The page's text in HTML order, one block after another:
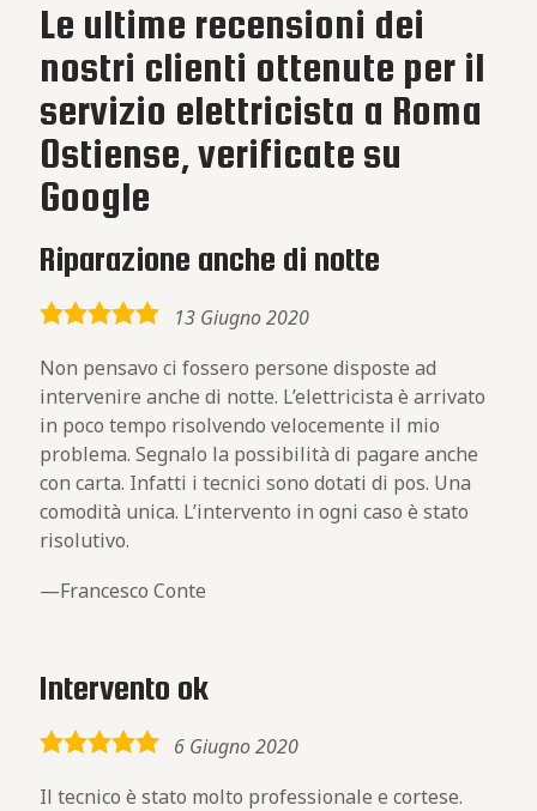
Le ultime recensioni dei
nostri clienti ottenute per il
servizio elettricista a Roma
Ostiense, verificate su
Google
Riparazione anche di notte
5,0
13 Giugno 2020
Non pensavo ci fossero persone disposte ad
intervenire anche di notte. L’elettricista è arrivato
in poco tempo risolvendo velocemente il mio
problema. Segnalo la possibilità di pagare anche
con carta. Infatti i tecnici sono dotati di pos. Una
comodità unica. L’intervento in ogni caso è stato
risolutivo.
Francesco Conte
Intervento ok
5,0
6 Giugno 2020
Il tecnico è stato molto professionale e cortese.